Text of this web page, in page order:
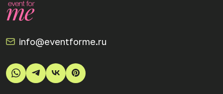
info@eventforme.ru